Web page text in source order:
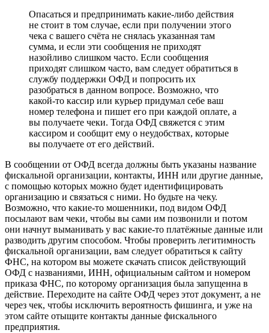
Опасаться и предпринимать какие-либо действия
не стоит в том случае, если при получении этого
чека с вашего счёта не снялась указанная там
сумма, и если эти сообщения не приходят
назойливо слишком часто. Если сообщения
приходят слишком часто, вам следует обратиться в
службу поддержки ОФД и попросить их
разобраться в данном вопросе. Возможно, что
какой-то кассир или курьер придумал себе ваш
номер телефона и пишет его при каждой оплате, а
вы получаете чеки. Тогда ОФД свяжется с этим
кассиром и сообщит ему о неудобствах, которые
вы получаете от его действий.
В сообщении от ОФД всегда должны быть указаны название
фискальной организации, контакты, ИНН или другие данные,
с помощью которых можно будет идентифицировать
организацию и связаться с ними. Но будьте на чеку.
Возможно, что какие-то мошенники, под видом ОФД
посылают вам чеки, чтобы вы сами им позвонили и потом
они начнут выманивать у вас какие-то платёжные данные или
разводить другим способом. Чтобы проверить легитимность
фискальной организации, вам следует обратиться к сайту
ФНС, на котором вы можете скачать список действующий
ОФД с названиями, ИНН, официальным сайтом и номером
приказа ФНС, по которому организация была запущенна в
действие. Переходите на сайте ОФД через этот документ, а не
через чек, чтобы исключить вероятность фишинга, и уже на
этом сайте отыщите контакты данные фискального
предприятия.